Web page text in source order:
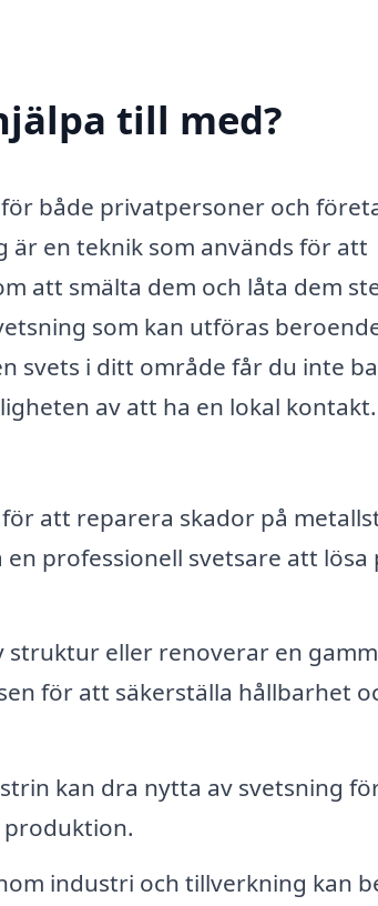
till med?
både privatpersoner och
är en teknik som används för att
att smälta dem och låta dem
som kan utföras
svets i ditt område får du inte
av att ha en lokal
för att reparera skador på
professionell svetsare att lösa
struktur eller renoverar en
för att säkerställa hållbarhet
kan dra nytta av svetsning
industri och tillverkning kan